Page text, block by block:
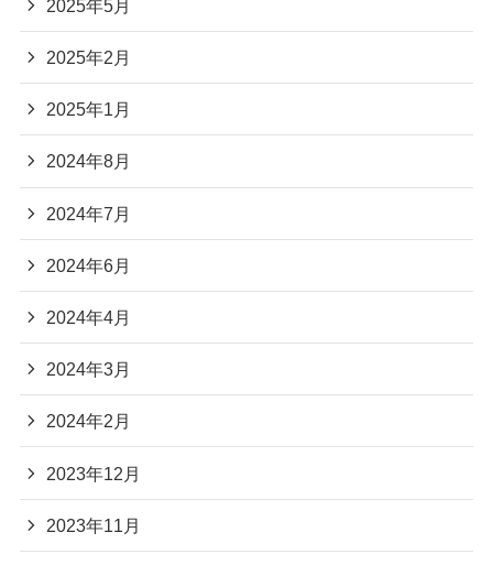
2025年5月
2025年2月
2025年1月
2024年8月
2024年7月
2024年6月
2024年4月
2024年3月
2024年2月
2023年12月
2023年11月